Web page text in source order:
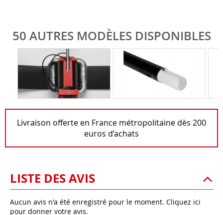
Livraison offerte en France métropolitaine dès 200
euros d’achats
50 AUTRES MODÈLES DISPONIBLES
LISTE DES AVIS
Aucun avis n'a été enregistré pour le moment. Cliquez ici
pour donner votre avis.